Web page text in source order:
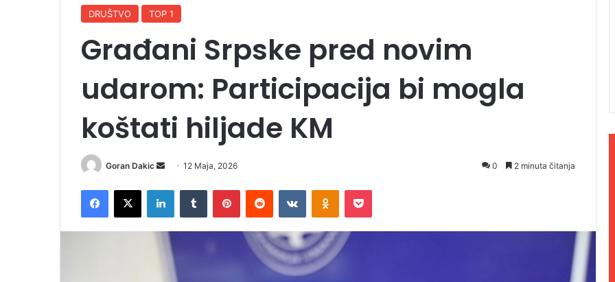
DRUŠTVO TOP 1
Građani Srpske pred novim
udarom: Participacija bi mogla
koštati hiljade KM
Goran Dakic
a
12 Maja, 2026 0 2 minuta čitanja